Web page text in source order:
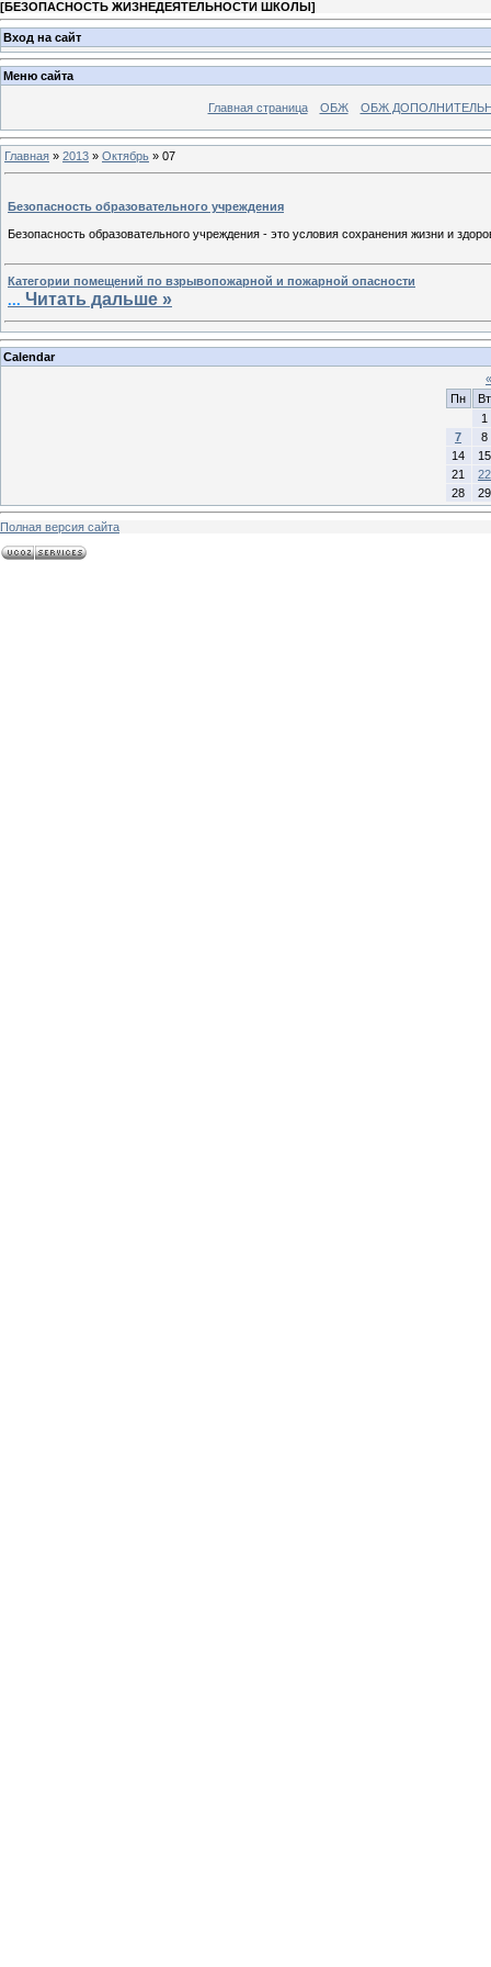
[БЕЗОПАСНОСТЬ ЖИЗНЕДЕЯТЕЛЬНОСТИ ШКОЛЫ]
Вход на сайт
Меню сайта
Главная страница ОБЖ ОБЖ
Главная » 2013 » Октябрь » 07
Безопасность образовательного учреждения
Безопасность образовательного учреждения - это условия сохранения жизни и
Категории помещений по взрывопожарной и пожарной опасности
... Читать дальше »
Calendar
«
Пн
Вт
1
7
8
14
15
21
22
28
29
Полная версия сайта